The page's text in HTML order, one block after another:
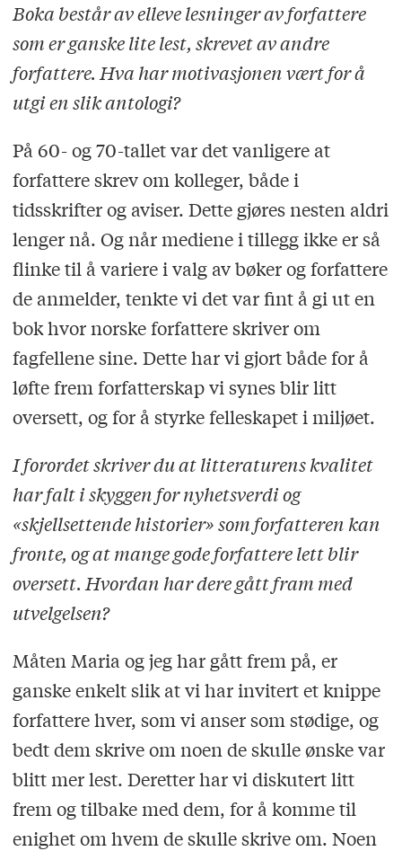
Boka består av elleve lesninger av forfattere
som er ganske lite lest, skrevet av andre
forfattere. Hva har motivasjonen vært for å
utgi en slik antologi?
På 60- og 70-tallet var det vanligere at
forfattere skrev om kolleger, både i
tidsskrifter og aviser. Dette gjøres nesten aldri
lenger nå. Og når mediene i tillegg ikke er så
flinke til å variere i valg av bøker og forfattere
de anmelder, tenkte vi det var fint å gi ut en
bok hvor norske forfattere skriver om
fagfellene sine. Dette har vi gjort både for å
løfte frem forfatterskap vi synes blir litt
oversett, og for å styrke felleskapet i miljøet.
I forordet skriver du at litteraturens kvalitet
har falt i skyggen for nyhetsverdi og
«skjellsettende historier» som forfatteren kan
fronte, og at mange gode forfattere lett blir
oversett. Hvordan har dere gått fram med
utvelgelsen?
Måten Maria og jeg har gått frem på, er
ganske enkelt slik at vi har invitert et knippe
forfattere hver, som vi anser som stødige, og
bedt dem skrive om noen de skulle ønske var
blitt mer lest. Deretter har vi diskutert litt
frem og tilbake med dem, for å komme til
enighet om hvem de skulle skrive om. Noen